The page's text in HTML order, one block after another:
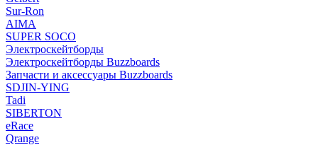
Sur-Ron
AIMA
SUPER SOCO
Электроскейтборды
Электроскейтборды Buzzboards
Запчасти и аксессуары Buzzboards
SDJIN-YING
Tadi
SIBERTON
eRace
Qrange